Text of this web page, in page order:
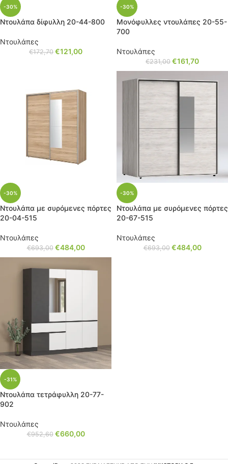
-30%
Ντουλάπα δίφυλλη 20-44-800
Ντουλάπες
€172,70 €121,00
-30%
Μονόφυλλες ντουλάπες 20-55-
700
Ντουλάπες
€231,00 €161,70
-30%
Ντουλάπα με συρόμενες πόρτες
20-04-515
Ντουλάπες
€693,00 €484,00
-30%
Ντουλάπα με συρόμενες πόρτες
20-67-515
Ντουλάπες
€693,00 €484,00
-31%
Ντουλάπα τετράφυλλη 20-77-
902
Ντουλάπες
€952,60 €660,00